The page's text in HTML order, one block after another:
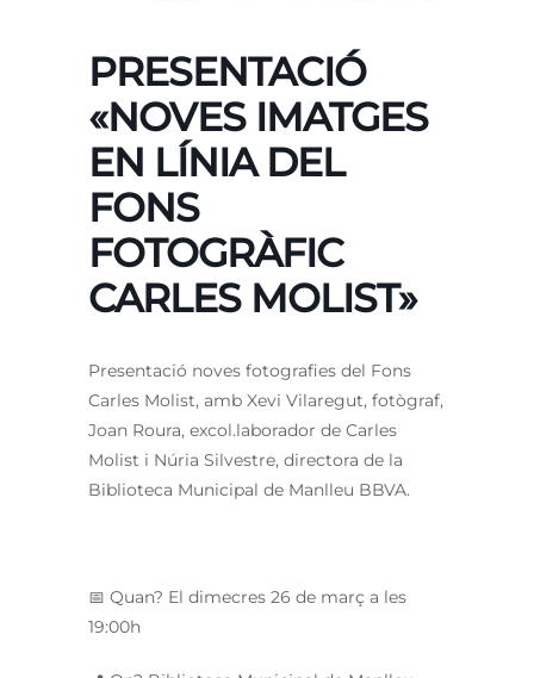
PRESENTACIÓ
«NOVES IMATGES
EN LÍNIA DEL
FONS
FOTOGRÀFIC
CARLES MOLIST»
Presentació noves fotografies del Fons
Carles Molist, amb Xevi Vilaregut, fotògraf,
Joan Roura, excol.laborador de Carles
Molist i Núria Silvestre, directora de la
Biblioteca Municipal de Manlleu BBVA.
📅 Quan? El dimecres 26 de març a les
19:00h